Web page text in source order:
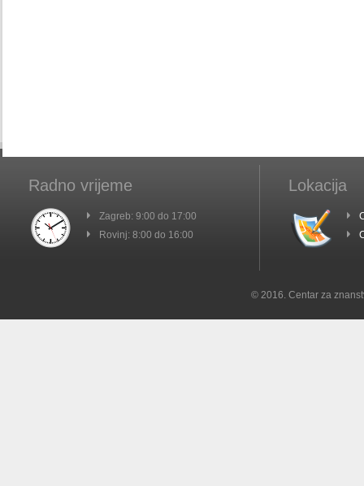
Radno vrijeme
Zagreb: 9:00 do 17:00
Rovinj: 8:00 do 16:00
Lokacija
© 2016. Centar za